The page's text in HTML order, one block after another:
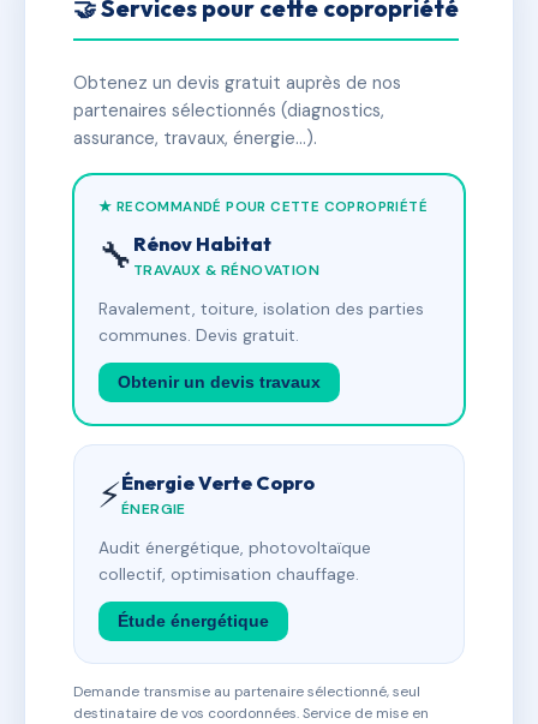
🤝 Services pour cette copropriété
Obtenez un devis gratuit auprès de nos
partenaires sélectionnés (diagnostics,
assurance, travaux, énergie…).
★ RECOMMANDÉ POUR CETTE COPROPRIÉTÉ
🔧 Rénov Habitat
TRAVAUX & RÉNOVATION
Ravalement, toiture, isolation des parties
communes. Devis gratuit.
Obtenir un devis travaux
⚡Énergie Verte Copro
ÉNERGIE
Audit énergétique, photovoltaïque
collectif, optimisation chauffage.
Étude énergétique
Demande transmise au partenaire sélectionné, seul
destinataire de vos coordonnées. Service de mise en